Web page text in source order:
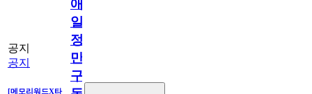
공지
공지
[메모리워드X타
애
일
정
만
구